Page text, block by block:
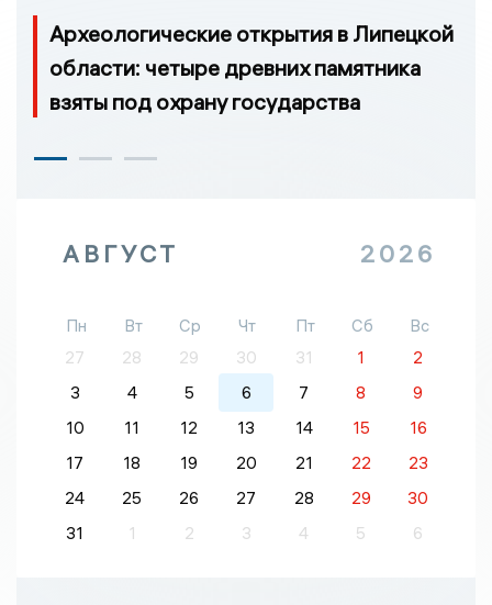
Археологические открытия в Липецкой
области: четыре древних памятника
взяты под охрану государства
АВГУСТ 2026
Пн Вт Ср Чт Пт Сб
Вс
27
28 29 30 31 1
2
3
4 5 6 7 8
9
10
11 12 13 14 15
16
17
18 19 20 21 22
23
24
25 26 27 28 29
30
31
1 2 3 4 5 6